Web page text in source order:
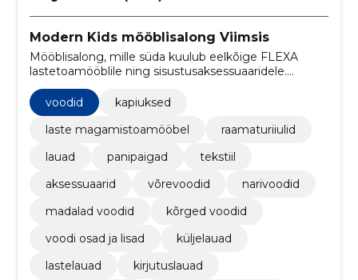
Modern Kids mööblisalong Viimsis
Mööblisalong, mille süda kuulub eelkõige FLEXA
lastetoamööblile ning sisustusaksessuaaridele.
Pakume kestvaid, mängulisi ja funktsionaalseid
täislahendusi.
voodid
kapiuksed
laste magamistoamööbel
raamaturiiulid
lauad
panipaigad
tekstiil
aksessuaarid
võrevoodid
narivoodid
madalad voodid
kõrged voodid
voodi osad ja lisad
küljelauad
lastelauad
kirjutuslauad